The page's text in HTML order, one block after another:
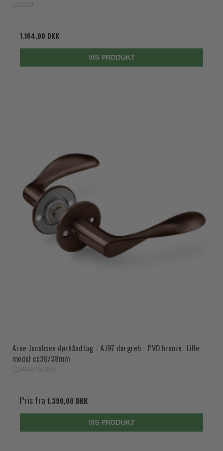
1.164,00 DKK
VIS PRODUKT
Arne Jacobsen dørhåndtag - AJ97 dørgreb - PVD bronze- Lille
model cc30/38mm
Pris fra 1.390,00 DKK
VIS PRODUKT